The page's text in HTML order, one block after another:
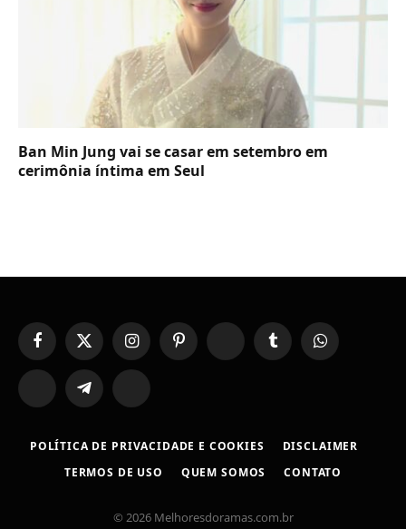
Ban Min Jung vai se casar em setembro em
cerimônia íntima em Seul
FacebookX
(Twitter)
InstagramPinterest YouTubeTumblr WhatsApp
TikTok Telegram Threads
POLÍTICA DE PRIVACIDADE E COOKIES
DISCLAIMER
TERMOS DE USO
QUEM SOMOS CONTATO
© 2026 Melhoresdoramas.com.br